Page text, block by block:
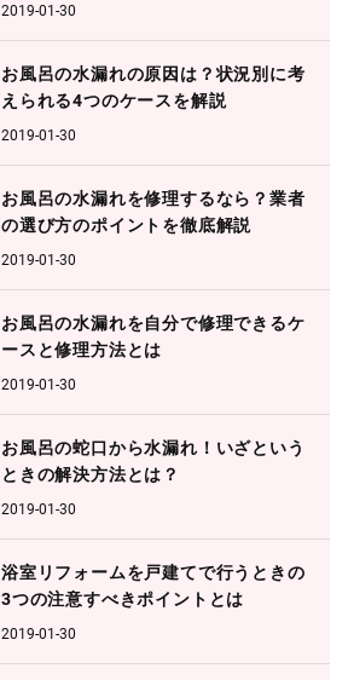
2019-01-30
お風呂の水漏れの原因は？状況別に考
えられる4つのケースを解説
2019-01-30
お風呂の水漏れを修理するなら？業者
の選び方のポイントを徹底解説
2019-01-30
お風呂の水漏れを自分で修理できるケ
ースと修理方法とは
2019-01-30
お風呂の蛇口から水漏れ！いざという
ときの解決方法とは？
2019-01-30
浴室リフォームを戸建てで行うときの
3つの注意すべきポイントとは
2019-01-30